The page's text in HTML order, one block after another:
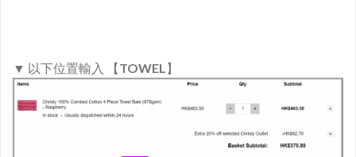
▼ 以下位置輸入 【TOWEL 】